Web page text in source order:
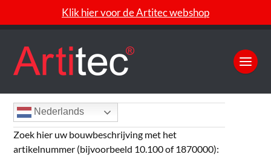
Klik hier voor de Artitec webshop
Nederlands
Zoek hier uw bouwbeschrijving met het
artikelnummer (bijvoorbeeld 10.100 of 1870000):